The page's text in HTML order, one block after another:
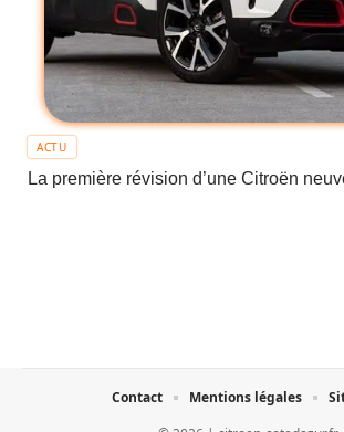
ACTU
La première révision d’une Citroën
Contact Mentions légales